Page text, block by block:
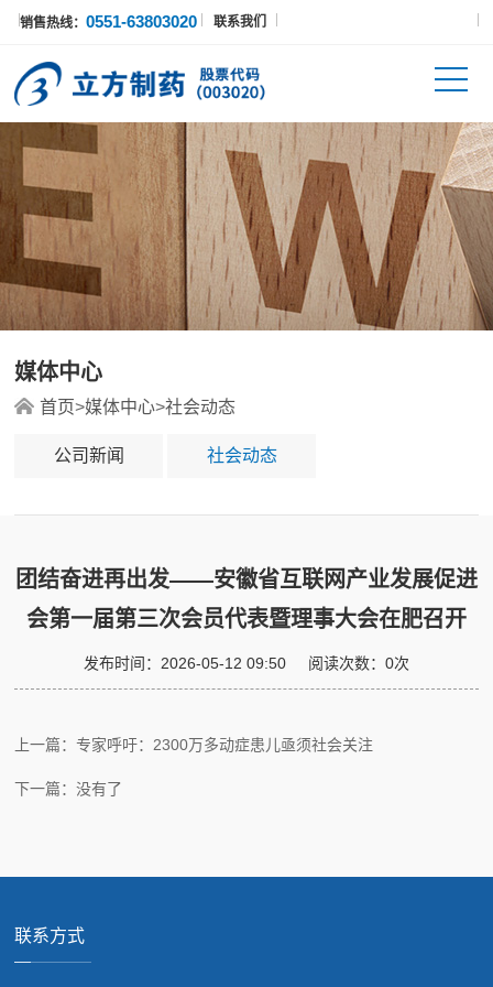
销售热线：0551-63803020 联系我们
媒体中心
首页>媒体中心>社会动态
公司新闻 社会动态
团结奋进再出发——安徽省互联网产业发展促进
会第一届第三次会员代表暨理事大会在肥召开
发布时间： 2026-05-12 09:50 阅读次数： 0次
上一篇：专家呼吁：2300万多动症患儿亟须社会关注
下一篇：没有了
联系方式